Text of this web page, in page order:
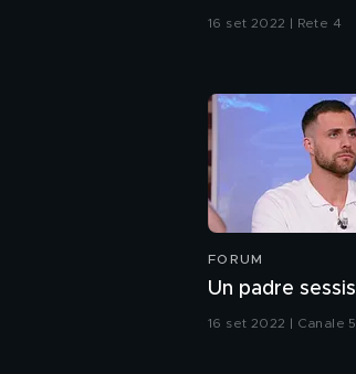
16 set 2022 | Rete 4
FORUM
Un padre
16 set 2022 | Canale 5